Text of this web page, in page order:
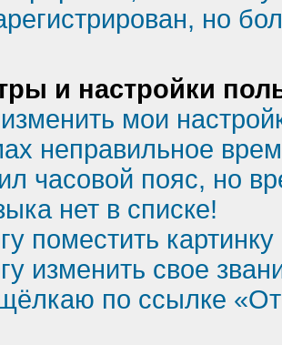
но
и настройки
мои
неправильное
часовой пояс, но
нет в списке!
поместить
изменить свое
по ссылке